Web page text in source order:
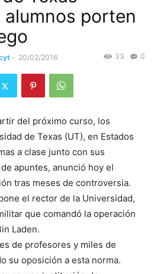
porten
- 20/02/2016 0
33
del próximo curso, los
de Texas (UT), en Estados
a clase junto con sus
apuntes, anunció hoy el
tras meses de controversia.
el rector de la Universidad,
que comandó la operación
Laden.
de profesores y miles de
su oposición a esta norma.